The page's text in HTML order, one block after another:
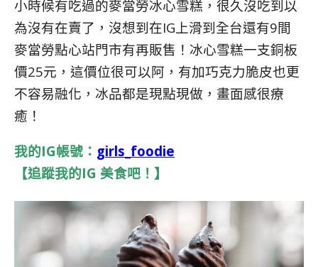
小時候有吃過的麥當勞冰心雪糕，很久沒吃到以
為沒有在賣了，沒想到在IG上滑到全台還有9間
麥當勞點心站門市有再販售！ 冰心雪糕一支銅板
價25元，這價位很可以阿，有加巧克力脆皮也更
不容易融化，冰品都是現點現做，畫面感很療
癒！
我的IG帳號： girls_foodie
【追蹤我的IG 美食吧！】